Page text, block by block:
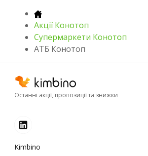
Акції Конотоп
Супермаркети Конотоп
АТБ Конотоп
Останні акції, пропозиції та знижки
Kimbino